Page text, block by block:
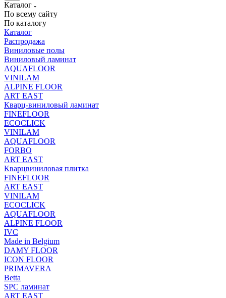
Каталог
По всему сайту
По каталогу
Каталог
Распродажа
Виниловые полы
Виниловый ламинат
AQUAFLOOR
VINILAM
ALPINE FLOOR
ART EAST
Кварц-виниловый ламинат
FINEFLOOR
ECOCLICK
VINILAM
AQUAFLOOR
FORBO
ART EAST
Кварцвиниловая плитка
FINEFLOOR
ART EAST
VINILAM
ECOCLICK
AQUAFLOOR
ALPINE FLOOR
IVC
Made in Belgium
DAMY FLOOR
ICON FLOOR
PRIMAVERA
Betta
SPC ламинат
ART EAST